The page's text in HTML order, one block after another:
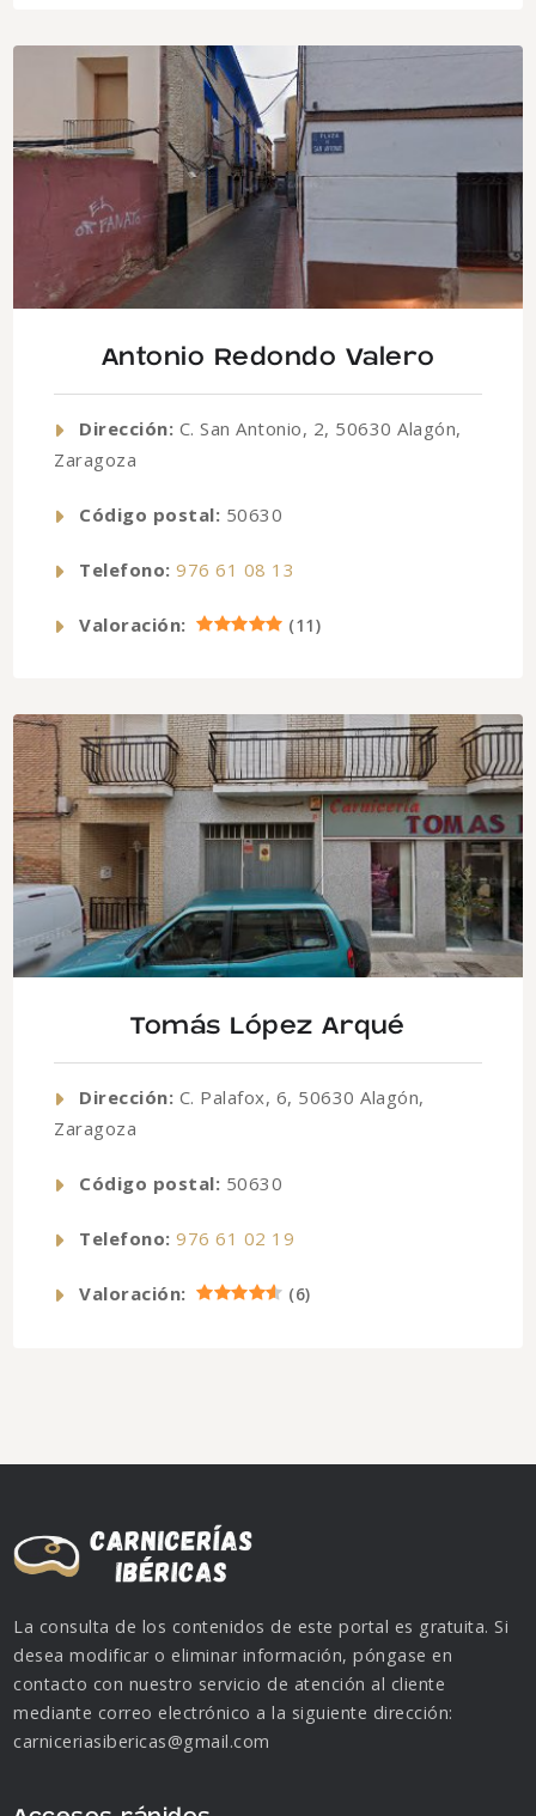
Antonio Redondo Valero
Dirección: C. San Antonio, 2, 50630 Alagón,
Zaragoza
Código postal: 50630
Telefono: 976 61 08 13
Valoración: (11)
Tomás López Arqué
Dirección: C. Palafox, 6, 50630 Alagón,
Zaragoza
Código postal: 50630
Telefono: 976 61 02 19
Valoración: (6)
La consulta de los contenidos de este portal es gratuita. Si
desea modificar o eliminar información, póngase en
contacto con nuestro servicio de atención al cliente
mediante correo electrónico a la siguiente dirección:
carniceriasibericas@gmail.com